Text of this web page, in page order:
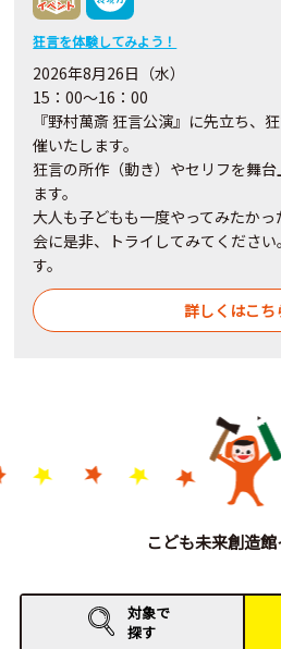
狂言を体験してみよう！
2026年8月26日（水）
15：00～16：00
『野村萬斎 狂言公演』に先立ち、
催いたします。
狂言の所作（動き）やセリフを舞
ます。
大人も子どもも一度やってみたか
会に是非、トライしてみてくださ
す。
詳しくはこち
こども未来創造
対象で
探す